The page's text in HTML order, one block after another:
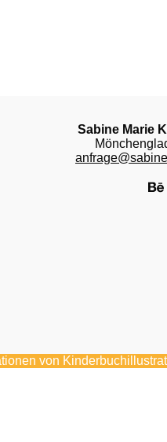
Sabine Marie
von